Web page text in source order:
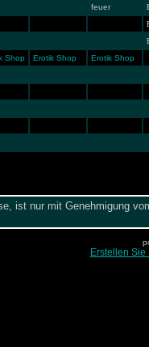
feuer
Shop Erotik Shop
Erotik Shop
ist nur mit Genehmigung
Erstellen